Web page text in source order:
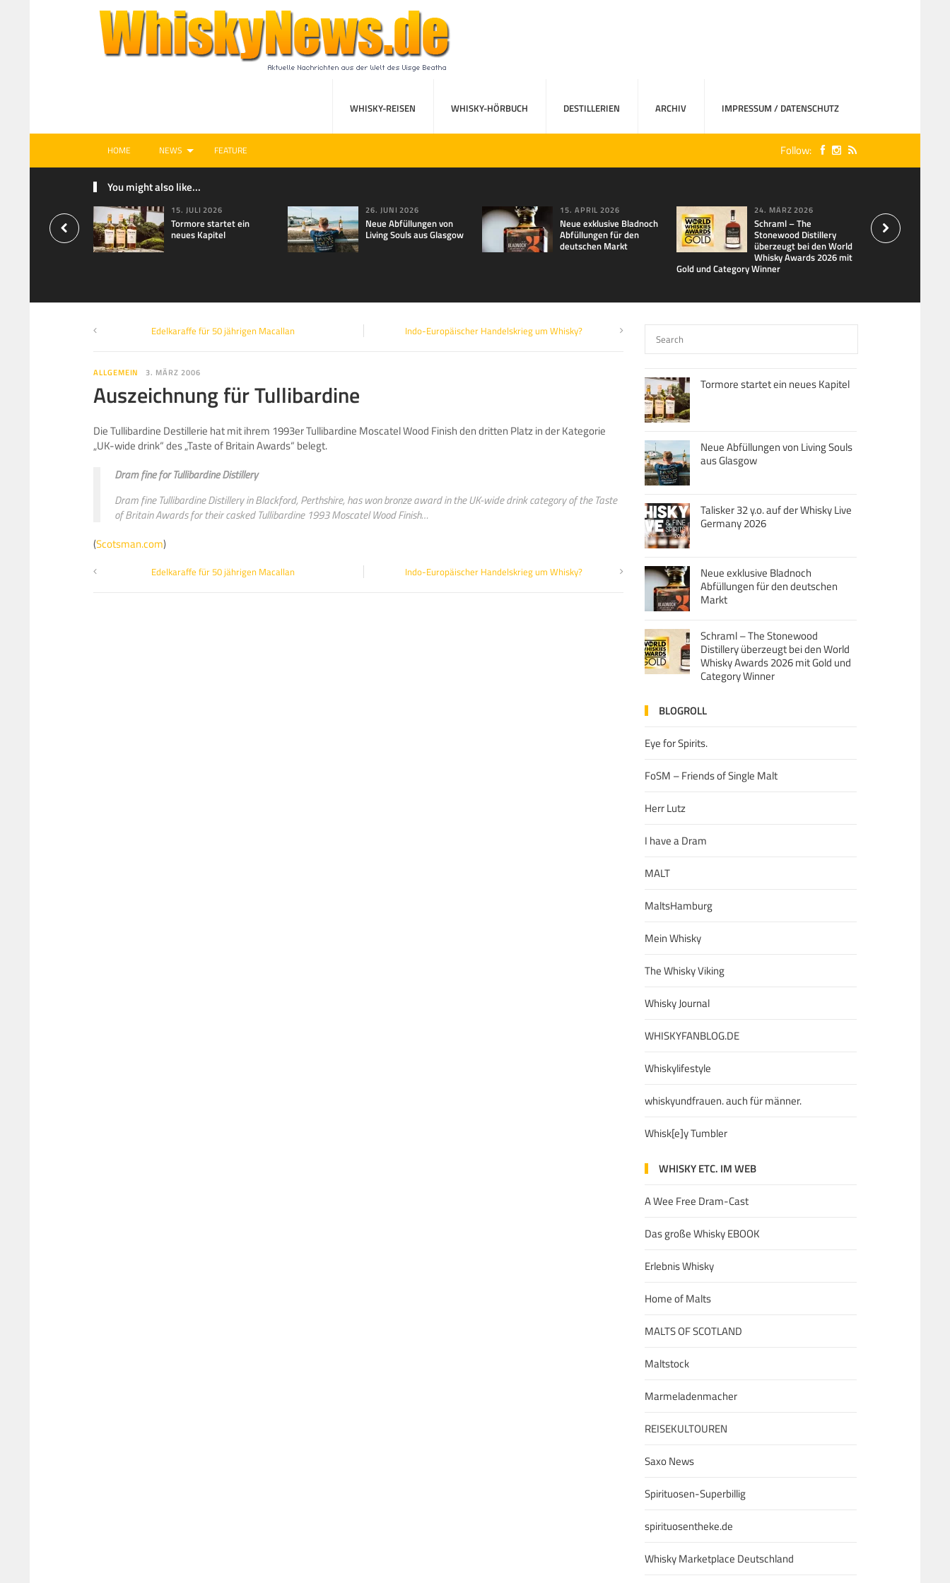
WHISKY-REISEN WHISKY-HÖRBUCH DESTILLERIEN ARCHIV IMPRESSUM / DATENSCHUTZ
HOME NEWS FEATURE Follow:
You might also like...
15. JULI 2026
Tormore startet ein
neues Kapitel
26. JUNI 2026
Neue Abfüllungen von
Living Souls aus Glasgow
15. APRIL 2026
Neue exklusive Bladnoch
Abfüllungen für den
deutschen Markt
24. MÄRZ 2026
Schraml – The
Stonewood Distillery
überzeugt bei den World
Whisky Awards 2026 mit
Gold und Category Winner
Edelkaraffe für 50 jährigen Macallan Indo-Europäischer Handelskrieg um Whisky?
ALLGEMEIN 3. MÄRZ 2006
Auszeichnung für Tullibardine
Die Tullibardine Destillerie hat mit ihrem 1993er Tullibardine Moscatel Wood Finish den dritten Platz in der Kategorie
„UK-wide drink“ des „Taste of Britain Awards“ belegt.
Dram fine for Tullibardine Distillery
Dram fine Tullibardine Distillery in Blackford, Perthshire, has won bronze award in the UK-wide drink category of the Taste
of Britain Awards for their casked Tullibardine 1993 Moscatel Wood Finish…
(Scotsman.com)
Edelkaraffe für 50 jährigen Macallan Indo-Europäischer Handelskrieg um Whisky?
Tormore startet ein neues Kapitel
Neue Abfüllungen von Living Souls
aus Glasgow
Talisker 32 y.o. auf der Whisky Live
Germany 2026
Neue exklusive Bladnoch
Abfüllungen für den deutschen
Markt
Schraml – The Stonewood
Distillery überzeugt bei den World
Whisky Awards 2026 mit Gold und
Category Winner
BLOGROLL
Eye for Spirits.
FoSM – Friends of Single Malt
Herr Lutz
I have a Dram
MALT
MaltsHamburg
Mein Whisky
The Whisky Viking
Whisky Journal
WHISKYFANBLOG.DE
Whiskylifestyle
whiskyundfrauen. auch für männer.
Whisk[e]y Tumbler
WHISKY ETC. IM WEB
A Wee Free Dram-Cast
Das große Whisky EBOOK
Erlebnis Whisky
Home of Malts
MALTS OF SCOTLAND
Maltstock
Marmeladenmacher
REISEKULTOUREN
Saxo News
Spirituosen-Superbillig
spirituosentheke.de
Whisky Marketplace Deutschland